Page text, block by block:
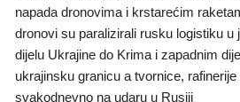
napada dronovima i krstarećim
dronovi su paralizirali rusku logistiku u
dijelu Ukrajine do Krima i zapadnim
ukrajinsku granicu a tvornice,
svakodnevno na udaru u Rusiji